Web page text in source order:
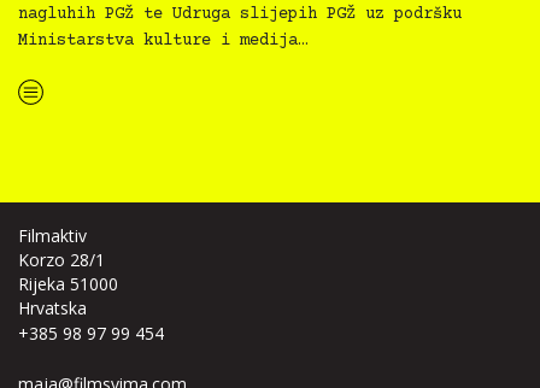
nagluhih PGŽ te Udruga slijepih PGŽ uz podršku
Ministarstva kulture i medija…
“Koke svima — inkluzivna Film svima x Kino Mediteran projekcija u Ljetnom kinu Bačvice”
Filmaktiv
Korzo 28/1
Rijeka 51000
Hrvatska
+385 98 97 99 454